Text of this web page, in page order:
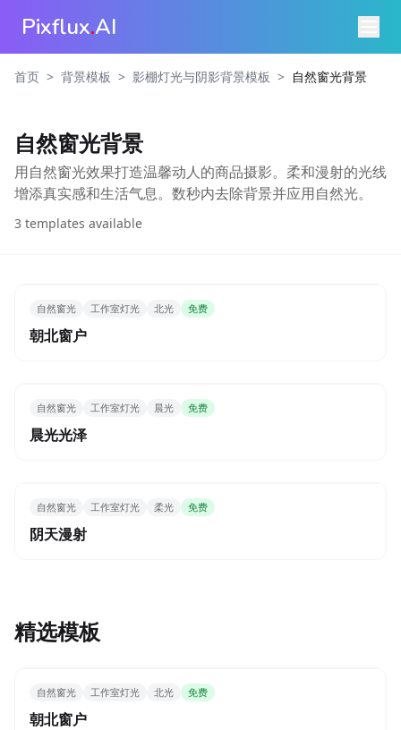
Pixflux.AI
首页 > 背景模板 > 影棚灯光与阴影背景模板 > 自然窗光背景
自然窗光背景
用自然窗光效果打造温馨动人的商品摄影。柔和漫射的光线
增添真实感和生活气息。数秒内去除背景并应用自然光。
3 templates available
自然窗光 工作室灯光 北光 免费
朝北窗户
自然窗光 工作室灯光 晨光 免费
晨光光泽
自然窗光 工作室灯光 柔光 免费
阴天漫射
精选模板
自然窗光 工作室灯光 北光 免费
朝北窗户